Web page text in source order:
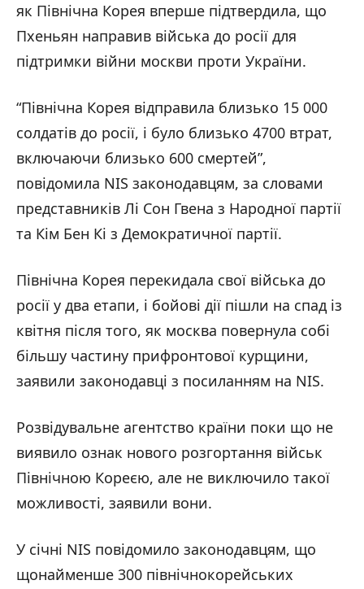
як Північна Корея вперше підтвердила, що
Пхеньян направив війська до росії для
підтримки війни москви проти України.
“Північна Корея відправила близько 15 000
солдатів до росії, і було близько 4700 втрат,
включаючи близько 600 смертей”,
повідомила NIS законодавцям, за словами
представників Лі Сон Гвена з Народної партії
та Кім Бен Кі з Демократичної партії.
Північна Корея перекидала свої війська до
росії у два етапи, і бойові дії пішли на спад із
квітня після того, як москва повернула собі
більшу частину прифронтової курщини,
заявили законодавці з посиланням на NIS.
Розвідувальне агентство країни поки що не
виявило ознак нового розгортання військ
Північною Кореєю, але не виключило такої
можливості, заявили вони.
У січні NIS повідомило законодавцям, що
щонайменше 300 північнокорейських